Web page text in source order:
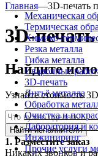
Механическая
Термическая
Химико-
Резка металла
Гибка металла
Сварочные
3D-печать
Литьё металла
Обработка
Очистка и
Лаборатория и
Инжиниринг
Прочие услуги
Главная—3D-печать
3D-
Найдите
Узнайте стоимость
Найти исполнителя
1. Разместите заказ
Никаких звонков и